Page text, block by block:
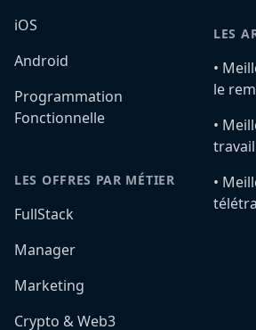
iOS
Android
Programmation
Fonctionnelle
LES OFFRES PAR MÉTIER
FullStack
Manager
Marketing
Crypto & Web3
LES
•️
le
•️
•️